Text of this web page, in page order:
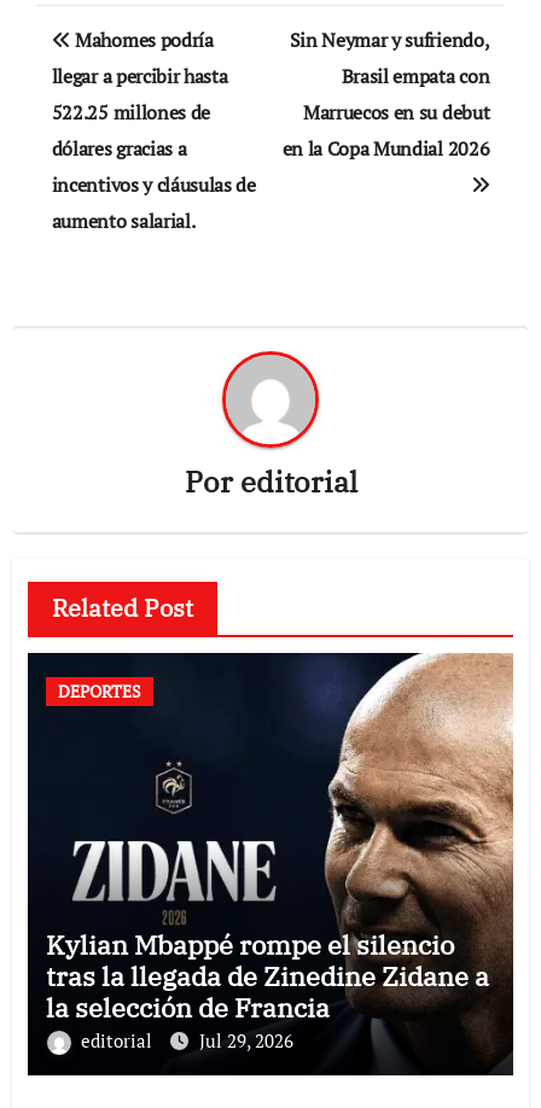
Navegación
de
entradas
Mahomes podría
llegar a percibir hasta
522.25 millones de
dólares gracias a
incentivos y cláusulas de
aumento salarial.
Sin Neymar y sufriendo,
Brasil empata con
Marruecos en su debut
en la Copa Mundial 2026
Poreditorial
Related Post
DEPORTES
Kylian Mbappé rompe el silencio
tras la llegada de Zinedine Zidane a
la selección de Francia
editorial Jul 29, 2026